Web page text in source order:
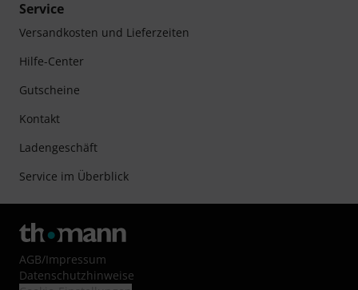
Service
Versandkosten und Lieferzeiten
Hilfe-Center
Gutscheine
Kontakt
Ladengeschäft
Service im Überblick
AGB/Impressum
Datenschutzhinweise